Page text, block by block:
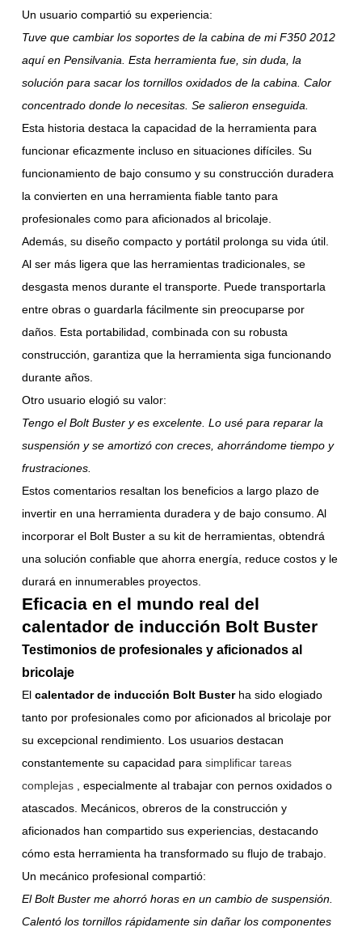
Un usuario compartió su experiencia:
Tuve que cambiar los soportes de la cabina de mi F350 2012
aquí en Pensilvania. Esta herramienta fue, sin duda, la
solución para sacar los tornillos oxidados de la cabina. Calor
concentrado donde lo necesitas. Se salieron enseguida.
Esta historia destaca la capacidad de la herramienta para
funcionar eficazmente incluso en situaciones difíciles. Su
funcionamiento de bajo consumo y su construcción duradera
la convierten en una herramienta fiable tanto para
profesionales como para aficionados al bricolaje.
Además, su diseño compacto y portátil prolonga su vida útil.
Al ser más ligera que las herramientas tradicionales, se
desgasta menos durante el transporte. Puede transportarla
entre obras o guardarla fácilmente sin preocuparse por
daños. Esta portabilidad, combinada con su robusta
construcción, garantiza que la herramienta siga funcionando
durante años.
Otro usuario elogió su valor:
Tengo el Bolt Buster y es excelente. Lo usé para reparar la
suspensión y se amortizó con creces, ahorrándome tiempo y
frustraciones.
Estos comentarios resaltan los beneficios a largo plazo de
invertir en una herramienta duradera y de bajo consumo. Al
incorporar el Bolt Buster a su kit de herramientas, obtendrá
una solución confiable que ahorra energía, reduce costos y le
durará en innumerables proyectos.
Eficacia en el mundo real del
calentador de inducción Bolt Buster
Testimonios de profesionales y aficionados al
bricolaje
Elcalentador de inducción Bolt Busterha sido elogiado
tanto por profesionales como por aficionados al bricolaje por
su excepcional rendimiento. Los usuarios destacan
constantemente su capacidad para simplificar tareas
complejas , especialmente al trabajar con pernos oxidados o
atascados. Mecánicos, obreros de la construcción y
aficionados han compartido sus experiencias, destacando
cómo esta herramienta ha transformado su flujo de trabajo.
Un mecánico profesional compartió:
El Bolt Buster me ahorró horas en un cambio de suspensión.
Calentó los tornillos rápidamente sin dañar los componentes